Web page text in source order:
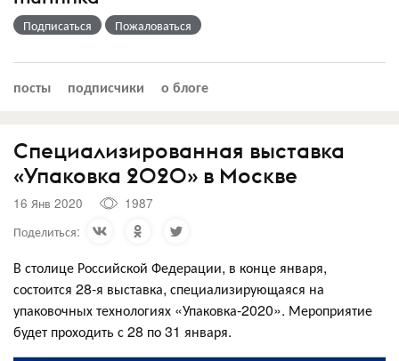
Подписаться Пожаловаться
посты подписчики о блоге
Специализированная выставка
«Упаковка 2020» в Москве
16 Янв 2020
1987
Поделиться:
В столице Российской Федерации, в конце января,
состоится 28-я выставка, специализирующаяся на
упаковочных технологиях «Упаковка-2020». Мероприятие
будет проходить с 28 по 31 января.